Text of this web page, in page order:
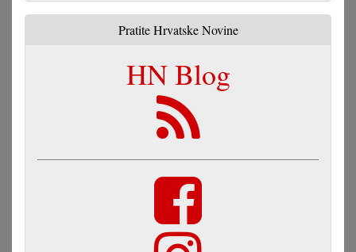
Pratite Hrvatske Novine
HN Blog